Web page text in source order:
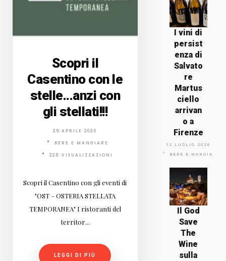
Scopri il
Casentino con le
stelle...anzi con
gli stellati!!!
29 APRILE 2026
BERE E MANGIARE
228 VISUALIZZAZIONI
Scopri il Casentino con gli eventi di
"OST – OSTERIA STELLATA
TEMPORANEA" I ristoranti del
territor...
LEGGI DI PIÙ
I vini di
persist
enza di
Salvato
re
Martus
ciello
arrivan
o a
Firenze
12 LUGLIO 2026
BERE E MANGIARE
Il God
Save
The
Wine
sulla